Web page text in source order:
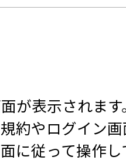
が表示されます
約やログイン
に従って操作